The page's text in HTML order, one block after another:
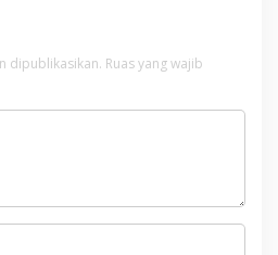
dipublikasikan. Ruas yang wajib